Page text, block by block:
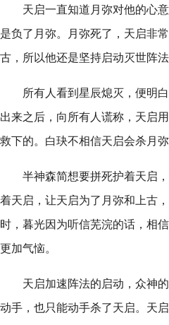
天启一直知道月弥对他的心
是负了月弥。月弥死了，天启非
古，所以他还是坚持启动灭世阵法
所有人看到星辰熄灭，便明
出来之后，向所有人谎称，天启
救下的。白玦不相信天启会杀月
半神森简想要拼死护着天启
着天启，让天启为了月弥和上古
时，暮光因为听信芜浣的话，相
更加气恼。
天启加速阵法的启动，众神
动手，也只能动手杀了天启。天